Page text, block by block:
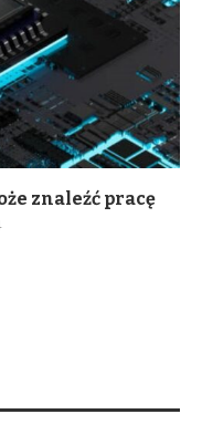
znaleźć pracę